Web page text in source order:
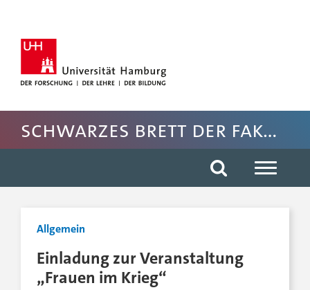
Rechte Spalte anspringen
Fussbereich der Seite anspringen
Schwarzes Brett der Fakultät für Rechtswissenschaft
Allgemein
Einladung zur Veranstaltung
„Frauen im Krieg“